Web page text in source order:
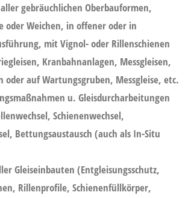
gebräuchlichen Oberbauformen,
oder Weichen, in offener oder in
mit Vignol- oder Rillenschienen
Kranbahnanlagen, Messgleisen,
oder auf Wartungsgruben, Messgleise, etc.
u. Gleisdurcharbeitungen
Schienenwechsel,
Bettungsaustausch (auch als In-Situ
Gleiseinbauten (Entgleisungsschutz,
Rillenprofile, Schienenfüllkörper,